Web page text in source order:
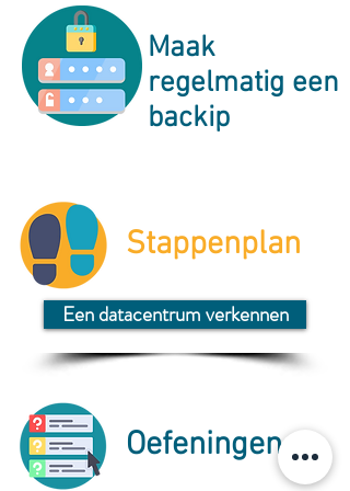
Maak
regelmatig een
backip
Stappenplan
Een datacentrum verkennen
Oefeningen